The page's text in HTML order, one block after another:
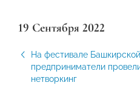
19 Сентября 2022
На фестивале
предприниматели
нетворкинг